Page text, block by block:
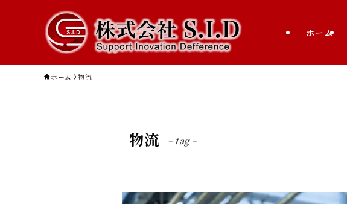
ホーム
ホーム 物流
物流 – tag –